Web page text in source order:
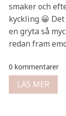
smaker och
kyckling 😀
en gryta så
redan fram
0 kommentarer
LÄS MER